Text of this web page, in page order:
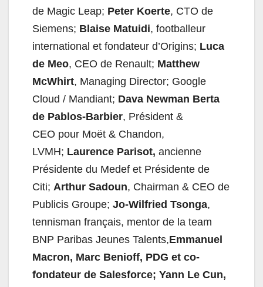
de Magic Leap; Peter Koerte, CTO de
Siemens; Blaise Matuidi, footballeur
international et fondateur d’Origins; Luca
de Meo, CEO de Renault; Matthew
McWhirt, Managing Director; Google
Cloud / Mandiant; Dava Newman Berta
de Pablos-Barbier, Président &
CEO pour Moët & Chandon,
LVMH; Laurence Parisot, ancienne
Présidente du Medef et Présidente de
Citi; Arthur Sadoun, Chairman & CEO de
Publicis Groupe; Jo-Wilfried Tsonga,
tennisman français, mentor de la team
BNP Paribas Jeunes Talents,Emmanuel
Macron, Marc Benioff, PDG et co-
fondateur de Salesforce; Yann Le Cun,